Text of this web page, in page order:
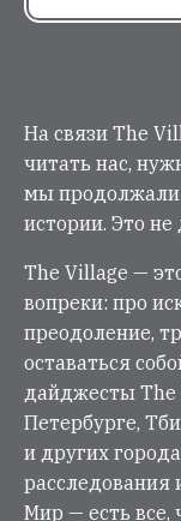
На связи The
читать нас,
мы продолжали
истории. Это
The Village —
вопреки: про
преодоление,
оставаться
дайджесты The
Петербурге,
и других
расследования
Мир — есть все,